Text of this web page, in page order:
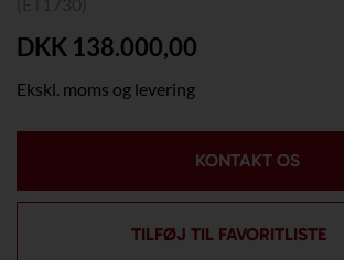
DKK 138.000,00
Ekskl. moms og levering
KONTAKT OS
TILFØJ TIL FAVORITLISTE